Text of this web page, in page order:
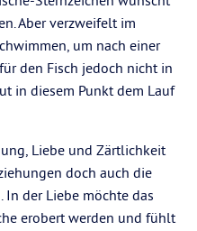
Aber verzweifelt im
um nach einer
den Fisch jedoch nicht in
in diesem Punkt dem Lauf
Liebe und Zärtlichkeit
doch auch die
der Liebe möchte das
erobert werden und fühlt